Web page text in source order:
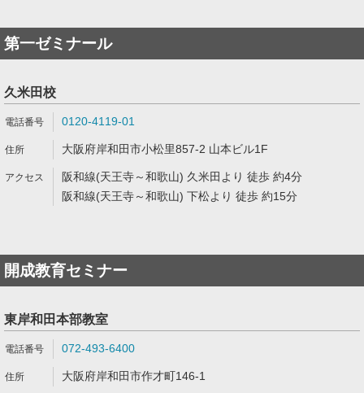
第一ゼミナール
久米田校
0120-4119-01
大阪府岸和田市小松里857-2 山本ビル1F
阪和線(天王寺～和歌山) 久米田より 徒歩 約4分
阪和線(天王寺～和歌山) 下松より 徒歩 約15分
開成教育セミナー
東岸和田本部教室
072-493-6400
大阪府岸和田市作才町146-1